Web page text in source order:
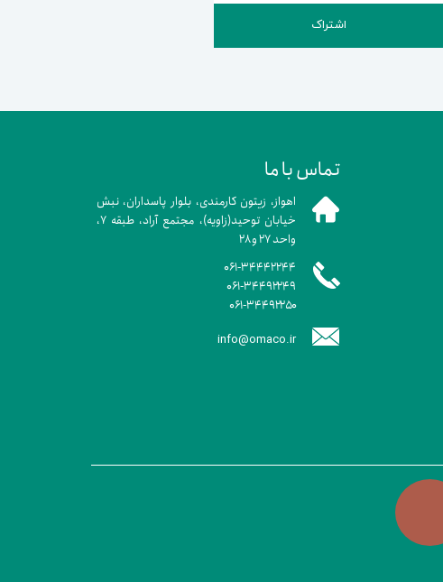
اشتراک
تماس با ما
۰۶۱-۳۴۴۴۲۲۴۴
۰۶۱-۳۴۴۹۲۲۴۹
۰۶۱-۳۴۴۹۲۲۵۰
info@omaco.ir
اهواز، زیتون کارمندی، بلوار پاسداران، نبش
خیابان توحید(زاویه)، مجتمع آراد، طبقه ۷،
واحد ۲۷ و ۲۸